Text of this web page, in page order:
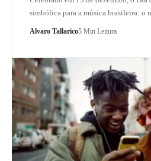
simbólica para a música brasileira: o
Alvaro Tallarico5 Min Leitura